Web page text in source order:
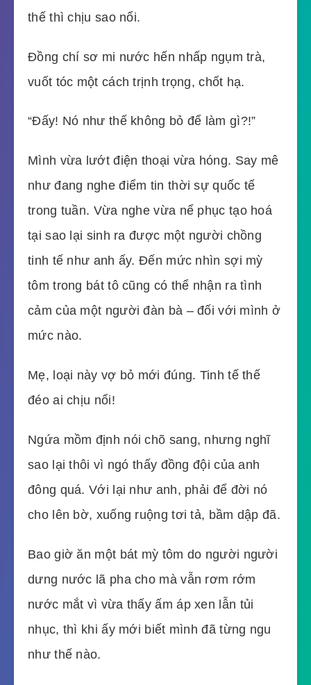
thế thì chịu sao nổi.
Đồng chí sơ mi nước hến nhấp ngụm trà,
vuốt tóc một cách trịnh trọng, chốt hạ.
“Đấy! Nó như thế không bỏ để làm gì?!”
Mình vừa lướt điện thoại vừa hóng. Say mê
như đang nghe điểm tin thời sự quốc tế
trong tuần. Vừa nghe vừa nể phục tạo hoá
tại sao lại sinh ra được một người chồng
tinh tế như anh ấy. Đến mức nhìn sợi mỳ
tôm trong bát tô cũng có thể nhận ra tình
cảm của một người đàn bà – đối với mình ở
mức nào.
Mẹ, loại này vợ bỏ mới đúng. Tinh tế thế
đéo ai chịu nổi!
Ngứa mồm định nói chõ sang, nhưng nghĩ
sao lại thôi vì ngó thấy đồng đội của anh
đông quá. Với lại như anh, phải để đời nó
cho lên bờ, xuống ruộng tơi tả, bầm dập đã.
Bao giờ ăn một bát mỳ tôm do người người
dưng nước lã pha cho mà vẫn rơm rớm
nước mắt vì vừa thấy ấm áp xen lẫn tủi
nhục, thì khi ấy mới biết mình đã từng ngu
như thế nào.